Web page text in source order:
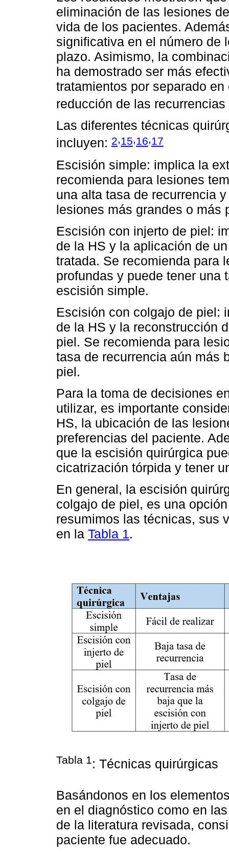
eliminación de las lesiones
vida de los pacientes.
significativa en el número de
plazo. Asimismo, la
ha demostrado ser más
tratamientos por separado
reducción de las
Las diferentes técnicas
incluyen: 2,15,16,17
Escisión simple: implica la
recomienda para lesiones
una alta tasa de recurrencia
lesiones más grandes o más
Escisión con injerto de piel:
de la HS y la aplicación de
tratada. Se recomienda para
profundas y puede tener una
escisión simple.
Escisión con colgajo de piel:
de la HS y la reconstrucción
piel. Se recomienda para
tasa de recurrencia aún más
piel.
Para la toma de decisiones
utilizar, es importante
HS, la ubicación de las
preferencias del paciente.
que la escisión quirúrgica
cicatrización tórpida y tener
En general, la escisión
colgajo de piel, es una
resumimos las técnicas, sus
en la Tabla 1.
Tabla 1: Técnicas quirúrgicas
Basándonos en los
en el diagnóstico como en
de la literatura revisada,
paciente fue adecuado.